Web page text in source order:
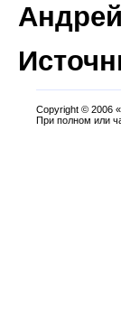
Copyright © 2006
При полном или